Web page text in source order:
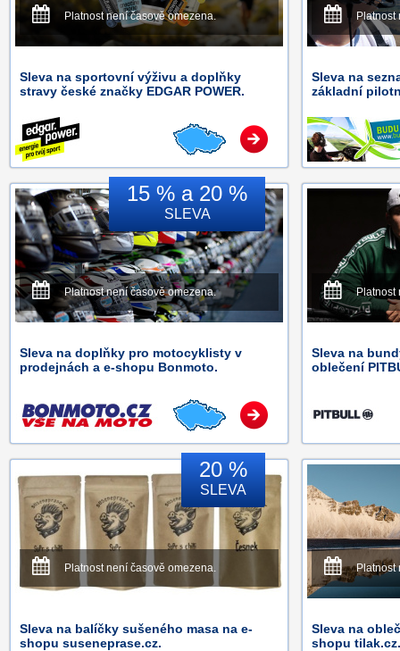
Platnost není časově omezena.
Sleva na sportovní výživu a doplňky
stravy české značky EDGAR POWER.
Platnost
Sleva na
základní
15 % a 20 %
SLEVA
Platnost není časově omezena.
Sleva na doplňky pro motocyklisty v
prodejnách a e-shopu Bonmoto.
Platnost
Sleva na
oblečení
20 %
SLEVA
Platnost není časově omezena.
Sleva na balíčky sušeného masa na e-
shopu suseneprase.cz.
Platnost
Sleva na
shopu tilak.cz.